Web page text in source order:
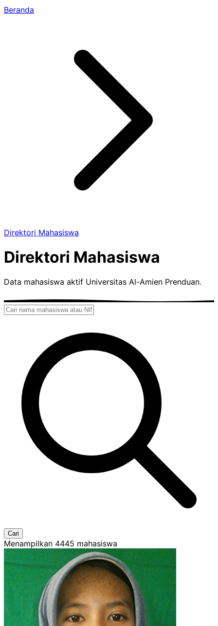
Beranda
Direktori Mahasiswa
Direktori Mahasiswa
Data mahasiswa aktif Universitas Al-Amien Prenduan.
Cari
Menampilkan 4445 mahasiswa